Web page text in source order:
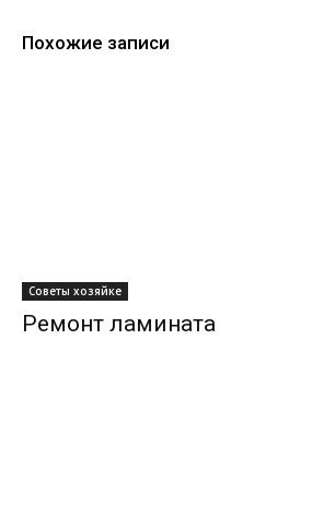
Похожие записи
Советы хозяйке
Ремонт ламината